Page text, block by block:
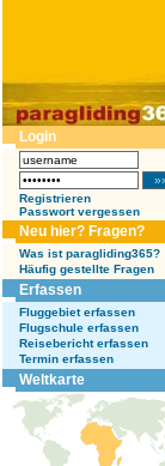
Login
Registrieren
Passwort vergessen
Neu hier? Fragen?
Was ist paragliding365?
Häufig gestellte Fragen
Erfassen
Fluggebiet erfassen
Flugschule erfassen
Reisebericht erfassen
Termin erfassen
Weltkarte